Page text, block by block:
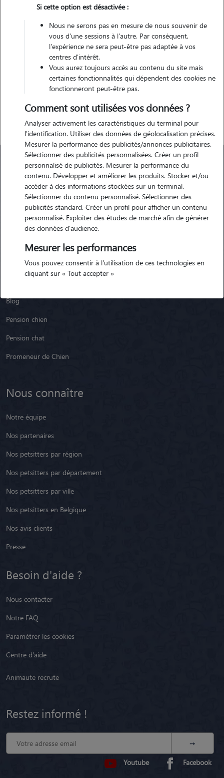
Tous les promeneurs de chiens à Stiring-Wendel
Tous les cat sitters à Stiring-Wendel
Tous les dog sitters à Stiring-Wendel
Animaute
Garde Chien
Garde Chat
Garde Animaux
Garde Nac
Blog
Pension chien
Pension chat
Promeneur de Chien
Nous connaître
Notre équipe
Nos partenaires
Nos petsitters par région
Nos petsitters par département
Nos petsitters par ville
Nos petsitters en Belgique
Nos avis clients
Presse
Besoin d'aide ?
Nous contacter
Notre FAQ
Paramétrer les cookies
Centre d'aide
Animaute recrute
Restez informé !
Youtube Facebook
Si cette option est désactivée :
Nous ne serons pas en mesure de nous souvenir de
vous d'une sessions à l'autre. Par conséquent,
l'expérience ne sera peut-être pas adaptée à vos
centres d'intérêt.
Vous aurez toujours accès au contenu du site mais
certaines fonctionnalités qui dépendent des cookies ne
fonctionneront peut-être pas.
Comment sont utilisées vos données ?
Analyser activement les caractéristiques du terminal pour
l'identification. Utiliser des données de géolocalisation précises.
Mesurer la performance des publicités/annonces publicitaires.
Sélectionner des publicités personnalisées. Créer un profil
personnalisé de publicités. Mesurer la performance du
contenu. Développer et améliorer les produits. Stocker et/ou
accéder à des informations stockées sur un terminal.
Sélectionner du contenu personnalisé. Sélectionner des
publicités standard. Créer un profil pour afficher un contenu
personnalisé. Exploiter des études de marché afin de générer
des données d'audience.
Mesurer les performances
Vous pouvez consentir à l'utilisation de ces technologies en
cliquant sur « Tout accepter »